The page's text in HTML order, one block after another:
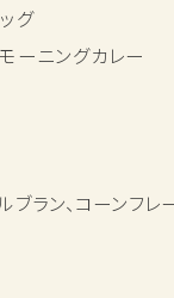
ッグ
モーニングカレー
ブラン、コーンフレ